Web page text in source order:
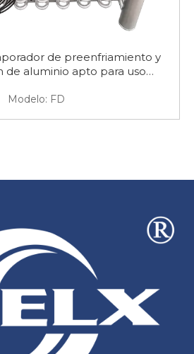
de preenfriamiento y
de aluminio apto para uso
Modelo: FD